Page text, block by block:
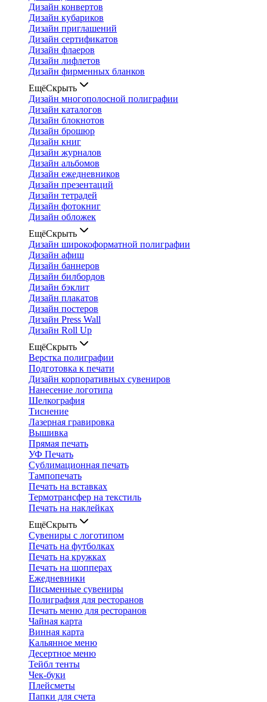
Дизайн конвертов
Дизайн кубариков
Дизайн приглашений
Дизайн сертификатов
Дизайн флаеров
Дизайн лифлетов
Дизайн фирменных бланков
ЕщёСкрыть
Дизайн многополосной полиграфии
Дизайн каталогов
Дизайн блокнотов
Дизайн брошюр
Дизайн книг
Дизайн журналов
Дизайн альбомов
Дизайн ежедневников
Дизайн презентаций
Дизайн тетрадей
Дизайн фотокниг
Дизайн обложек
ЕщёСкрыть
Дизайн широкоформатной полиграфии
Дизайн афиш
Дизайн баннеров
Дизайн билбордов
Дизайн бэклит
Дизайн плакатов
Дизайн постеров
Дизайн Press Wall
Дизайн Roll Up
ЕщёСкрыть
Верстка полиграфии
Подготовка к печати
Дизайн корпоративных сувениров
Нанесение логотипа
Шелкография
Тиснение
Лазерная гравировка
Вышивка
Прямая печать
УФ Печать
Сублимационная печать
Тампопечать
Печать на вставках
Термотрансфер на текстиль
Печать на наклейках
ЕщёСкрыть
Сувениры с логотипом
Печать на футболках
Печать на кружках
Печать на шопперах
Ежедневники
Письменные сувениры
Полиграфия для ресторанов
Печать меню для ресторанов
Чайная карта
Винная карта
Кальянное меню
Десертное меню
Тейбл тенты
Чек-буки
Плейсметы
Папки для счета